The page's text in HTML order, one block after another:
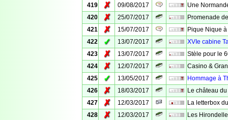
419
✗ 09/08/2017
Une
420
✗ 25/07/2017
Promenade
421
✗ 15/07/2017
Pique Nique
422
✓ 13/07/2017
XVIe cabine
423
✗ 13/07/2017
Stèle pour le
424
✗ 12/07/2017
Casino &
425
✓ 13/05/2017
Hommage à
426
✗ 18/03/2017
Le château
427
✗ 12/03/2017
La letterbox
428
✗ 12/03/2017 Les